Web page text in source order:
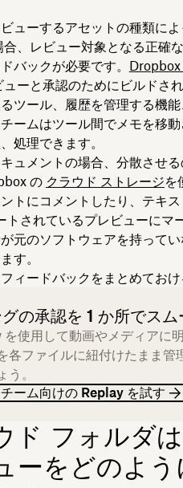
ューするアセットの種類によ
合、レビュー対象となる正確
バックが必要です。
ーと承認のためにビルドさ
ツール、履歴を管理する機
ームはツール間でメモを移
処理できます。
ュメントの場合、分散させ
の クラウド ストレージを
トにコメントしたり、テキ
トされているプレビューにマ
元のソフトウェアを持って
す。
ィードバックをまとめておけ
の承認を 1 か所でス
使用して動画やメディアに
各ファイルに紐付けたまま管
。
ーム向けの Replay を試す
ド フォルダ
ーをどのよ